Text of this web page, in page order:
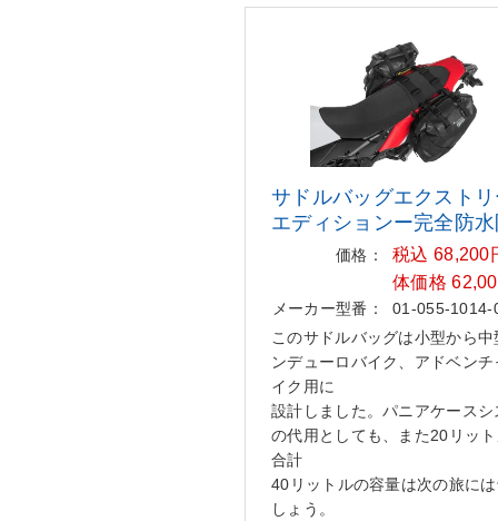
サドルバッグエクスト
エディ ションー完全防
価格：
税込 68,200
体価格
メーカー型番：
01-055-1014-
このサドルバッグは小型から中
ンデューロバイク、アドベンチ
イク用に
設計しました。パニアケースシ
の代用としても、また20リッ
合計
40リットルの容量は次の旅に
しょう。